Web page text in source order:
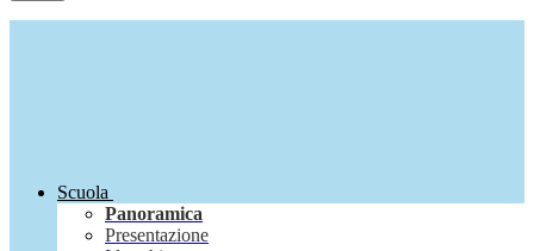
Scuola
Panoramica
Presentazione